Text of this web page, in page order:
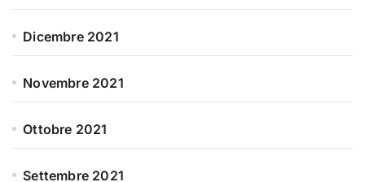
Dicembre 2021
Novembre 2021
Ottobre 2021
Settembre 2021